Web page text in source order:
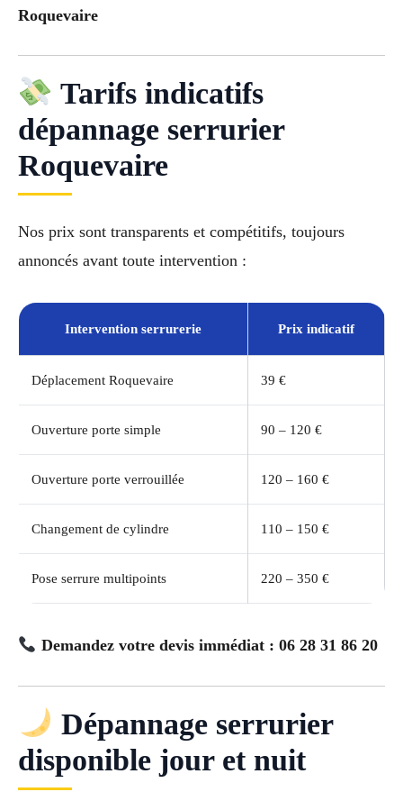
Roquevaire
Tarifs indicatifs
dépannage serrurier
Roquevaire
Nos prix sont transparents et compétitifs, toujours
annoncés avant toute intervention :
Intervention serrurerie Prix indicatif
Déplacement Roquevaire 39 €
Ouverture porte simple 90 – 120 €
Ouverture porte verrouillée 120 – 160 €
Changement de cylindre 110 – 150 €
Pose serrure multipoints 220 – 350 €
Demandez votre devis immédiat : 06 28 31 86 20
Dépannage serrurier
disponible jour et nuit